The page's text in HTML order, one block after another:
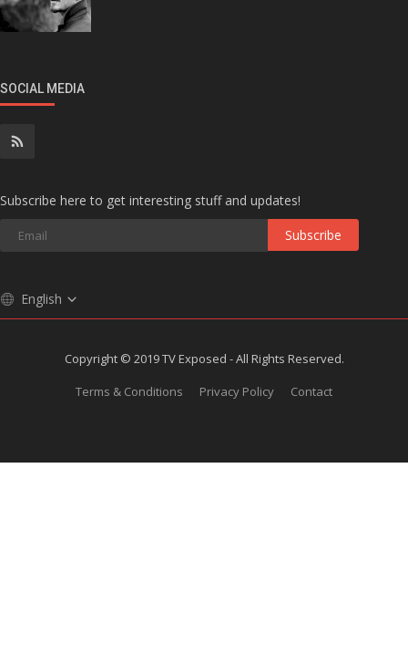
SOCIAL MEDIA
Subscribe here to get interesting stuff and updates!
Subscribe
English
Copyright © 2019 TV Exposed - All Rights Reserved.
Terms & Conditions
Privacy Policy Contact